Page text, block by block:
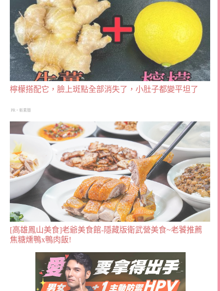
檸檬搭配它，臉上斑點全部消失了，小肚子都變平坦了
PR・新素簡
[高雄鳳山美食]老爺美食館-隱藏版衛武營美食~老饕推薦
焦糖燻鴨x鴨肉飯!